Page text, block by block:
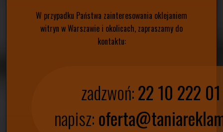
W przypadku Państwa zainteresowania oklejaniem
witryn w Warszawie i okolicach, zapraszamy do
kontaktu:
zadzwoń:22 10 222 01
napisz: